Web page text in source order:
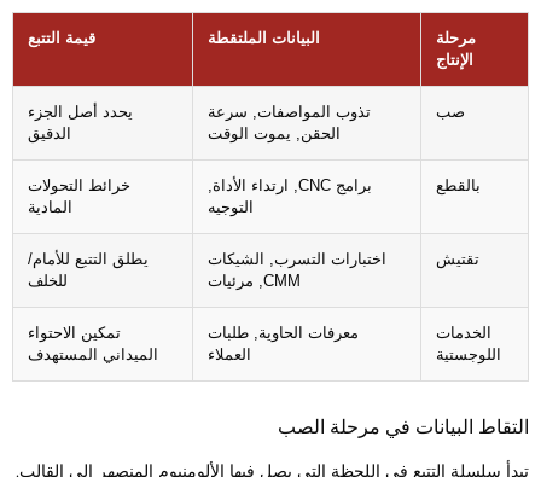
مرحلة
الإنتاج
البيانات الملتقطة قيمة التتبع
صب
تذوب المواصفات, سرعة
الحقن, يموت الوقت
يحدد أصل الجزء
الدقيق
بالقطع
برامج CNC, ارتداء الأداة,
التوجيه
خرائط التحولات
المادية
تقتيش
اختبارات التسرب, الشيكات
CMM, مرئيات
يطلق التتبع للأمام/
للخلف
الخدمات
اللوجستية
معرفات الحاوية, طلبات
العملاء
تمكين الاحتواء
الميداني المستهدف
البيانات في مرحلة الصب
سلسلة التتبع في اللحظة التي يصل فيها الألومنيوم المنصهر إلى القالب.